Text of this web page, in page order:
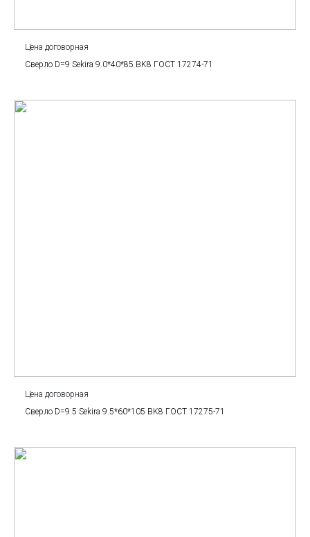
Цена договорная
Сверло D=9 Sekira 9.0*40*85 BK8 ГОСТ 17274-71
Цена договорная
Сверло D=9.5 Sekira 9.5*60*105 BK8 ГОСТ 17275-71